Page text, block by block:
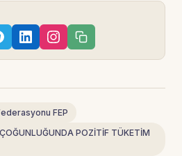
FEP
POZİTİF TÜKETİM